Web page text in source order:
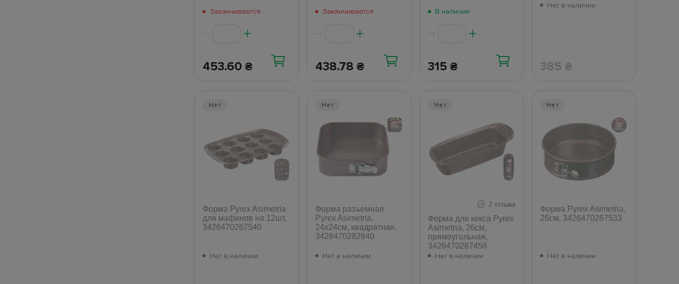
Заканчивается
453.60 ₴
Заканчивается
438.78 ₴
В наличии
315 ₴
Нет в наличии
385 ₴
Нет
Форма Pyrex Asimetria
для мафинов на 12шт,
3426470267540
Нет в наличии
Нет
Форма разъемная
Pyrex Asimetria,
24x24см, квадратная,
3426470282840
Нет в наличии
Нет
2 отзыва
Форма для кекса Pyrex
Asimetria, 26см,
прямоугольная,
3426470267458
Нет в наличии
Нет
Форма Pyrex Asimetria,
26см, 3426470267533
Нет в наличии